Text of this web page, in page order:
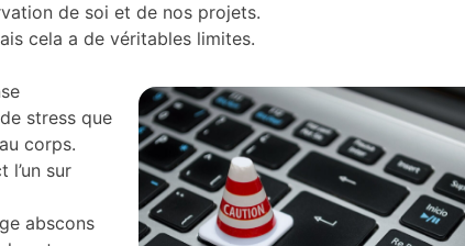
de soi et de nos projets.
cela a de véritables limites.
stress que
corps.
l’un sur
abscons